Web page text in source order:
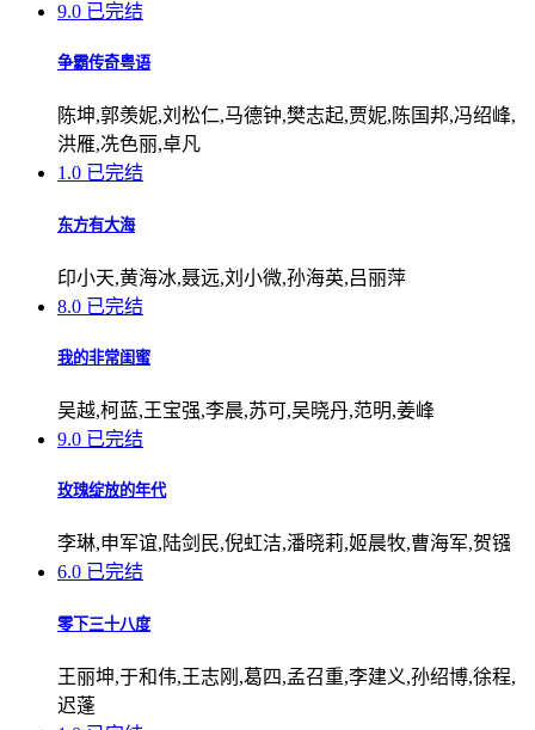
9.0 已完结
争霸传奇粤语
陈坤,郭羡妮,刘松仁,马德钟,樊志起,贾妮,陈国邦,冯绍峰,
洪雁,冼色丽,卓凡
1.0 已完结
东方有大海
印小天,黄海冰,聂远,刘小微,孙海英,吕丽萍
8.0 已完结
我的非常闺蜜
吴越,柯蓝,王宝强,李晨,苏可,吴晓丹,范明,姜峰
9.0 已完结
玫瑰绽放的年代
李琳,申军谊,陆剑民,倪虹洁,潘晓莉,姬晨牧,曹海军,贺镪
6.0 已完结
零下三十八度
王丽坤,于和伟,王志刚,葛四,孟召重,李建义,孙绍博,徐程,
迟蓬